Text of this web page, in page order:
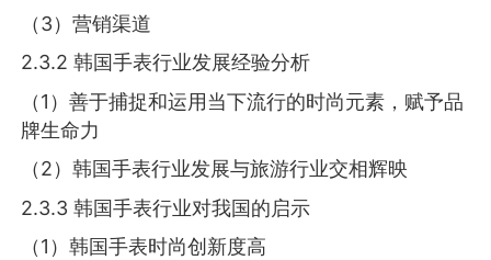
（3）营销渠道
2.3.2 韩国手表行业发展经验分析
（1）善于捕捉和运用当下流行的时尚元素，赋予品
牌生命力
（2）韩国手表行业发展与旅游行业交相辉映
2.3.3 韩国手表行业对我国的启示
（1）韩国手表时尚创新度高